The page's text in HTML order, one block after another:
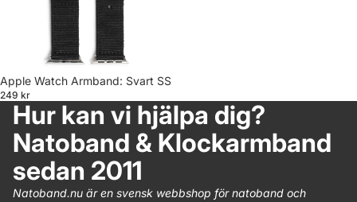
Apple Watch Armband: Svart SS
249 kr
Hur kan vi hjälpa dig?
Natoband & Klockarmband
sedan 2011
Natoband.nu är en svensk webbshop för natoband och